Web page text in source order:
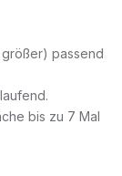
größer) passend
bis zu 7 Mal